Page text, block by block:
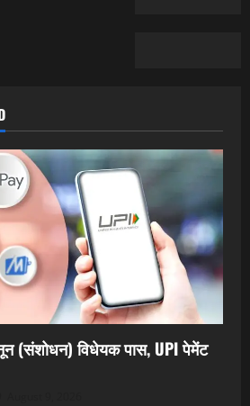
(संशोधन) विधेयक पास, UPI पेमेंट